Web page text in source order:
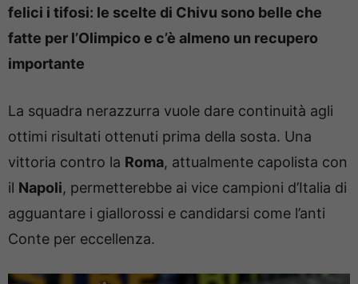
felici i tifosi: le scelte di Chivu sono belle che
fatte per l’Olimpico e c’è almeno un recupero
importante
La squadra nerazzurra vuole dare continuità agli
ottimi risultati ottenuti prima della sosta. Una
vittoria contro la Roma, attualmente capolista con
il Napoli, permetterebbe ai vice campioni d’Italia di
agguantare i giallorossi e candidarsi come l’anti
Conte per eccellenza.